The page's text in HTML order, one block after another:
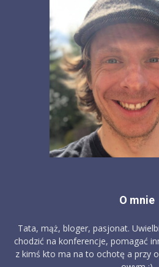
O mnie
Tata, mąż, bloger, pasjonat.
chodzić na konferencje, pomagać
z kimś kto ma na to ochotę a przy